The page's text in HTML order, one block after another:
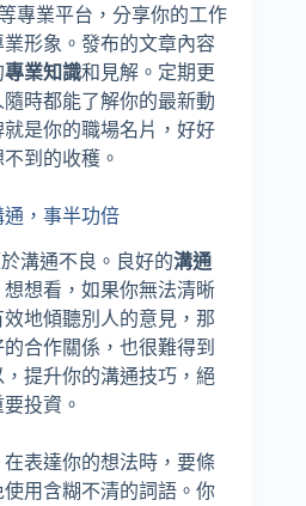
專業平台，分享你的工作
形象。發布的文章內容
專業知識和見解。定期更
時都能了解你的最新動
是你的職場名片，好好
到的收穫。
，事半功倍
溝通不良。良好的溝通
想看，如果你無法清晰
地傾聽別人的意見，那
合作關係，也很難得到
提升你的溝通技巧，絕
投資。
表達你的想法時，要條
用含糊不清的詞語。你